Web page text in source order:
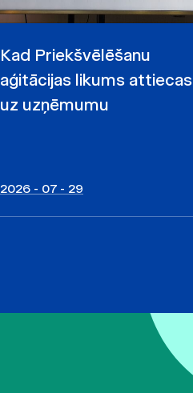
Kad Priekšvēlēšanu
aģitācijas likums attiecas
uz uzņēmumu
2026 - 07 - 29